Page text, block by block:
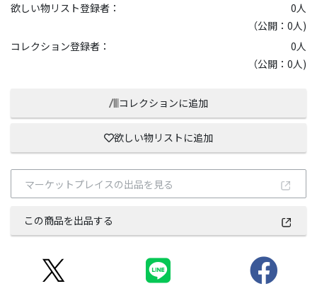
欲しい物リスト登録者： 0人
（公開：0人)
コレクション登録者：
0人
（公開：0人)
コレクションに追加
欲しい物リストに追加
マーケットプレイスの出品を見る
この商品を出品する